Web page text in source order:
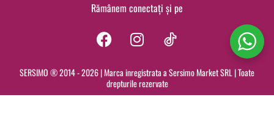
Rămânem conectați și pe
F
c
e
b
I
s
t
a
SERSIMO ® 2014 - 2026 | Marca inregistrata a Sersimo Market SRL | Toate
drepturile rezervate